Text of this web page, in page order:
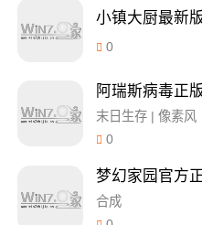
小镇大厨最新
0
阿瑞斯病毒正
末日生存 | 像素风
0
梦幻家园官方
合成